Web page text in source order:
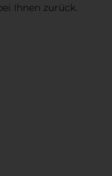
Ihnen zurück.